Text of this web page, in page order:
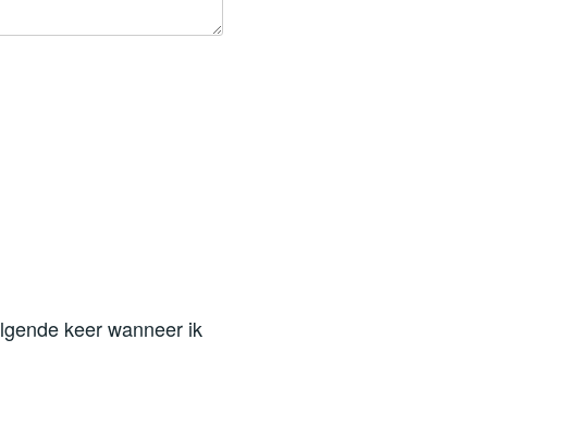
keer wanneer ik